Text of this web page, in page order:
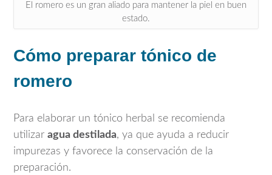
El romero es un gran aliado para mantener la piel en buen
estado.
Cómo preparar tónico de
romero
Para elaborar un tónico herbal se recomienda
utilizar agua destilada, ya que ayuda a reducir
impurezas y favorece la conservación de la
preparación.